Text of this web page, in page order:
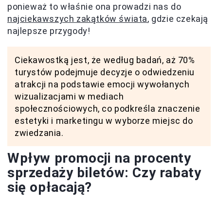
ponieważ to właśnie ona prowadzi nas do
najciekawszych zakątków świata, gdzie czekają
najlepsze przygody!
Ciekawostką jest, że według badań, aż 70%
turystów podejmuje decyzje o odwiedzeniu
atrakcji na podstawie emocji wywołanych
wizualizacjami w mediach
społecznościowych, co podkreśla znaczenie
estetyki i marketingu w wyborze miejsc do
zwiedzania.
Wpływ promocji na procenty
sprzedaży biletów: Czy rabaty
się opłacają?